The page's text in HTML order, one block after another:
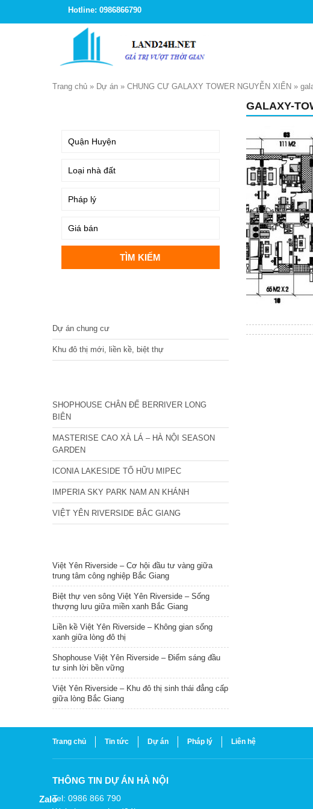
Hotline: 0986866790
Trang chủ » Dự án » CHUNG CƯ GALAXY TOWER NGUYỄN XIỂN »
GALAXY-
Dự án chung cư
Khu đô thị mới, liền kề, biệt thự
SHOPHOUSE CHÂN ĐẾ BERRIVER LONG
BIÊN
MASTERISE CAO XÀ LÁ – HÀ NỘI SEASON
GARDEN
ICONIA LAKESIDE TỐ HỮU MIPEC
IMPERIA SKY PARK NAM AN KHÁNH
VIỆT YÊN RIVERSIDE BẮC GIANG
Việt Yên Riverside – Cơ hội đầu tư vàng giữa
trung tâm công nghiệp Bắc Giang
Biệt thự ven sông Việt Yên Riverside – Sống
thượng lưu giữa miền xanh Bắc Giang
Liền kề Việt Yên Riverside – Không gian sống
xanh giữa lòng đô thị
Shophouse Việt Yên Riverside – Điểm sáng đầu
tư sinh lời bền vững
Việt Yên Riverside – Khu đô thị sinh thái đẳng cấp
giữa lòng Bắc Giang
Trang chủ Tin tức Dự án Pháp lý Liên hệ
THÔNG TIN DỰ ÁN HÀ NỘI
Tel: 0986 866 790
Zalo